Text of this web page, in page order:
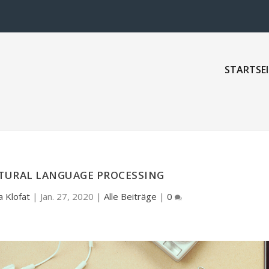
LANGUAGE PROCESSING
Klofat | Jan. 27, 2020 |Alle Beiträge |0